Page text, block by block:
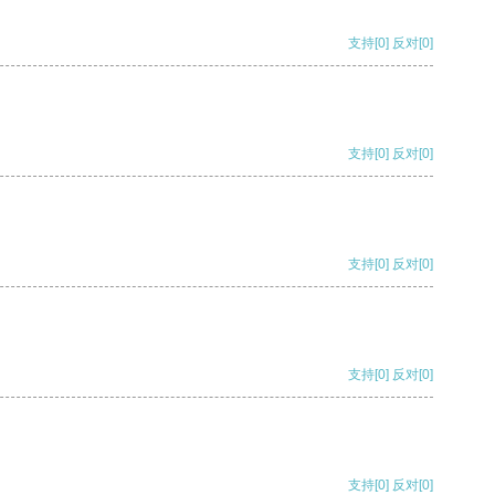
支持[0] 反对[0]
支持[0] 反对[0]
支持[0] 反对[0]
支持[0] 反对[0]
支持[0] 反对[0]